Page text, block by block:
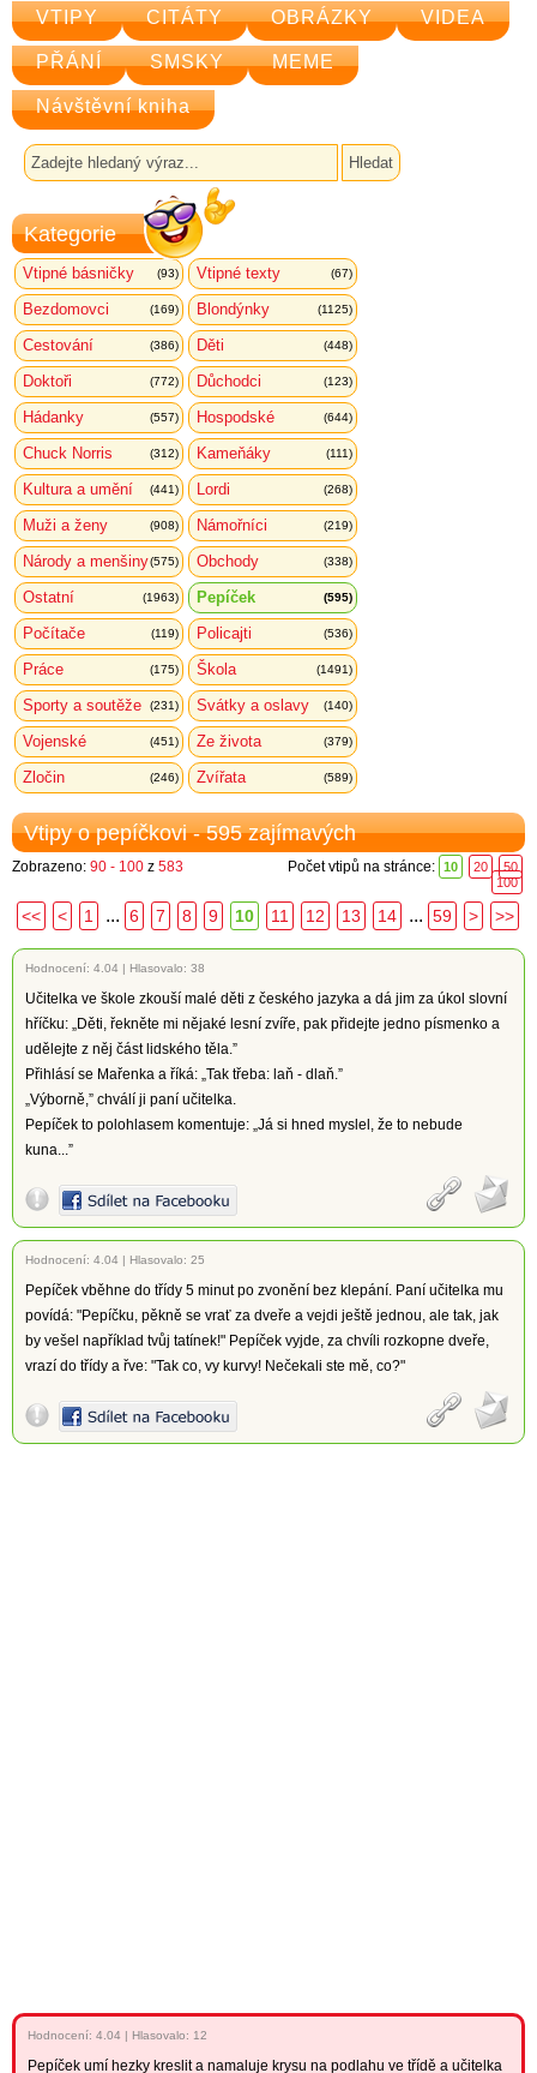
VTIPY CITÁTY OBRÁZKY VIDEA
PŘÁNÍ SMSKY MEME
Návštěvní kniha
Kategorie
Vtipné básničky (93) Vtipné texty (67)
Bezdomovci (169) Blondýnky (1125)
Cestování (386) Děti (448)
Doktoři (772) Důchodci (123)
Hádanky (557) Hospodské (644)
Chuck Norris (312) Kameňáky (111)
Kultura a umění (441) Lordi (268)
Muži a ženy (908) Námořníci (219)
Národy a menšiny(575) Obchody (338)
Ostatní (1963) Pepíček (595)
Počítače (119) Policajti (536)
Práce (175) Škola (1491)
Sporty a soutěže (231) Svátky a oslavy (140)
Vojenské (451) Ze života (379)
Zločin (246) Zvířata (589)
Vtipy o pepíčkovi - 595 zajímavých
Zobrazeno: 90 - 100 z 583 Počet vtipů na stránce: 10 20
50
100
<< < 1 ... 6 7 8 9 10 11 12 13 14 ... 59 > >>
Hodnocení: 4.04 | Hlasovalo: 38
Učitelka ve škole zkouší malé děti z českého jazyka a dá jim za úkol slovní
hříčku: „Děti, řekněte mi nějaké lesní zvíře, pak přidejte jedno písmenko a
udělejte z něj část lidského těla.”
Přihlásí se Mařenka a říká: „Tak třeba: laň - dlaň.”
„Výborně,” chválí ji paní učitelka.
Pepíček to polohlasem komentuje: „Já si hned myslel, že to nebude
kuna...”
Hodnocení: 4.04 | Hlasovalo: 25
Pepíček vběhne do třídy 5 minut po zvonění bez klepání. Paní učitelka mu
povídá: "Pepíčku, pěkně se vrať za dveře a vejdi ještě jednou, ale tak, jak
by vešel například tvůj tatínek!" Pepíček vyjde, za chvíli rozkopne dveře,
vrazí do třídy a řve: "Tak co, vy kurvy! Nečekali ste mě, co?"
Hodnocení: 4.04 | Hlasovalo: 12
Pepíček umí hezky kreslit a namaluje krysu na podlahu ve třídě a učitelka